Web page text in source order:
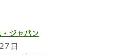
・ジャパン
日